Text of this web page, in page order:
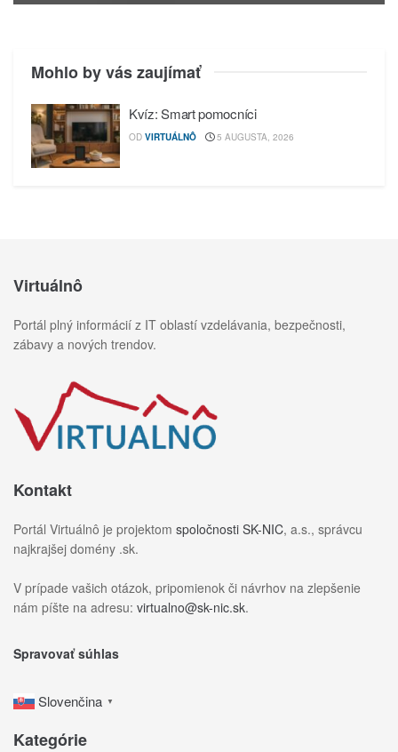
Mohlo by vás zaujímať
Kvíz: Smart pomocníci
OD VIRTUÁLNÔ 5 AUGUSTA, 2026
Virtuálnô
Portál plný informácií z IT oblastí vzdelávania, bezpečnosti,
zábavy a nových trendov.
Kontakt
Portál Virtuálnô je projektom spoločnosti SK-NIC, a.s., správcu
najkrajšej domény .sk.
V prípade vašich otázok, pripomienok či návrhov na zlepšenie
nám píšte na adresu: virtualno@sk-nic.sk.
Spravovať súhlas
Slovenčina ▼
Kategórie